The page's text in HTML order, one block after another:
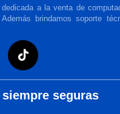
a la venta de
brindamos soporte
seguras